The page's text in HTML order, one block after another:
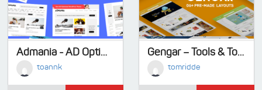
Admania - AD Optimized WordPress Theme For Adsense & Affiliate Enthusiasts
toannk
Gengar – Tools & Toys Store Shopify Theme
tomridde